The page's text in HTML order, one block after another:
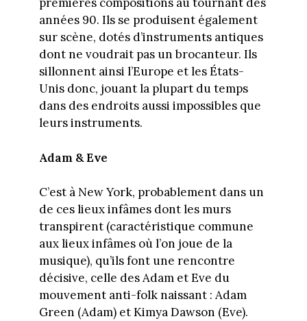
années 90. Ils se produisent également
sur scène, dotés d’instruments antiques
dont ne voudrait pas un brocanteur. Ils
sillonnent ainsi l’Europe et les États-
Unis donc, jouant la plupart du temps
dans des endroits aussi impossibles que
leurs instruments.
Adam & Eve
C’est à New York, probablement dans un
de ces lieux infâmes dont les murs
transpirent (caractéristique commune
aux lieux infâmes où l’on joue de la
musique), qu’ils font une rencontre
décisive, celle des Adam et Eve du
mouvement anti-folk naissant : Adam
Green (Adam) et Kimya Dawson (Eve).